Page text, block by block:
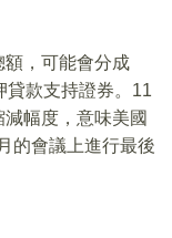
，可能會分成
貸款支持證券。11
幅度，意味美國
的會議上進行最後